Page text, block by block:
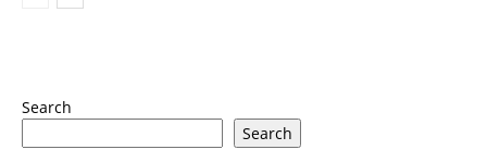
Search
Search